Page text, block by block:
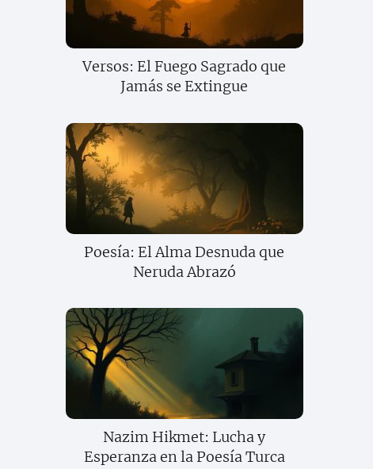
Versos: El Fuego Sagrado que
Jamás se Extingue
Poesía: El Alma Desnuda que
Neruda Abrazó
Nazim Hikmet: Lucha y
Esperanza en la Poesía Turca